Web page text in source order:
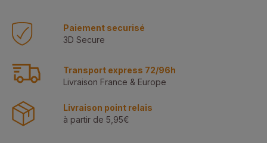
Paiement securisé
3D Secure
Transport express 72/96h
Livraison France & Europe
Livraison point relais
à partir de 5,95€